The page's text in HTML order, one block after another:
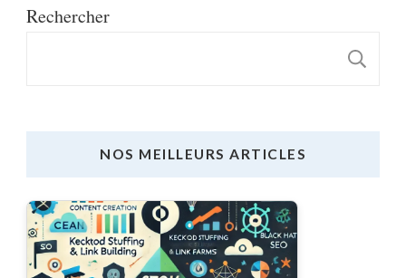
Rechercher
NOS MEILLEURS ARTICLES